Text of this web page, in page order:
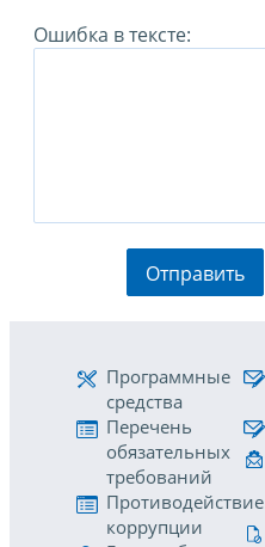
Ошибка в тексте:
Отправить
Программные
средства
Перечень
обязательных
требований
Противодействие
коррупции